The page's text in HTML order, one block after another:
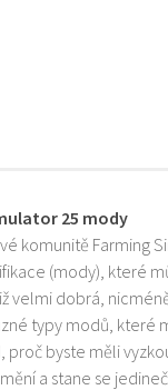
25 mody
komunitě Farming
(mody), které
velmi dobrá,
typy modů,
proč byste měli
a stane se